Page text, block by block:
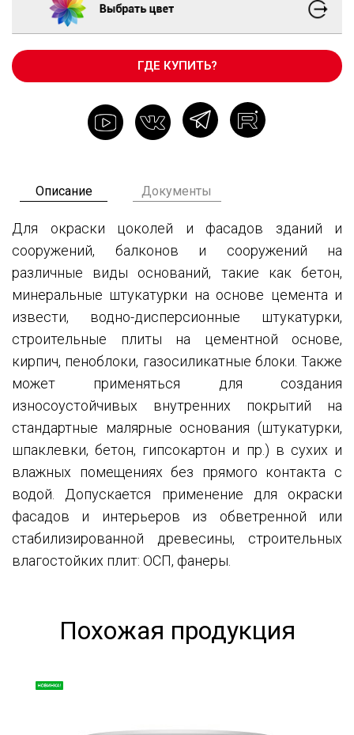
ГДЕ КУПИТЬ?
Описание Документы
Для окраски цоколей и фасадов зданий и
сооружений, балконов и сооружений на
различные виды оснований, такие как бетон,
минеральные штукатурки на основе цемента и
извести, водно-дисперсионные штукатурки,
строительные плиты на цементной основе,
кирпич, пеноблоки, газосиликатные блоки. Также
может применяться для создания
износоустойчивых внутренних покрытий на
стандартные малярные основания (штукатурки,
шпаклевки, бетон, гипсокартон и пр.) в сухих и
влажных помещениях без прямого контакта с
водой. Допускается применение для окраски
фасадов и интерьеров из обветренной или
стабилизированной древесины, строительных
влагостойких плит: ОСП, фанеры.
Похожая продукция